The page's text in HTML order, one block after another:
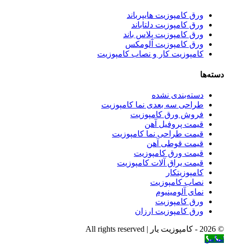
ورق کامپوزیت هایپرباند
ورق کامپوزیت دلتاباند
ورق کامپوزیت پلاس باند
ورق کامپوزیت آلومکس
کامپوزیت کار و نصاب کامپوزیت
دسته‌ها
دسته‌بندی نشده
طراحی سه بعدی نما کامپوزیت
فروش ورق کامپوزیت
قیمت پروفیل آهن
قیمت طراحی نما کامپوزیت
قیمت قوطی آهن
قیمت ورق کامپوزیت
قیمت یراق آلات کامپوزیت
کامپوزیتکار
نصاب کامپوزیت
نمای آلومینیوم
ورق کامپوزیت
ورق کامپوزیت ارزان
© 2026 - کامپوزیت یار | All rights reserved
تماس